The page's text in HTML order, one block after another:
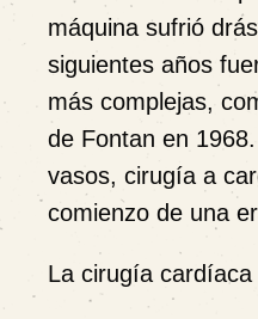
máquina sufrió
siguientes años
más complejas,
de Fontan en
vasos, cirugía a
comienzo de una
La cirugía cardíaca